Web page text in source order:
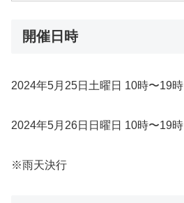
開催日時
2024年5月25日土曜日 10時〜19時
2024年5月26日日曜日 10時〜19時
※雨天決行